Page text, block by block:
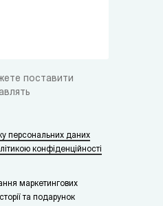
поставити
персональних даних
конфіденційності
маркетингових
та подарунок